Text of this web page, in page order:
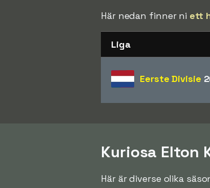
Här nedan finner ni ett
Liga
Eerste Divisie
Kuriosa Elton
Här är diverse olika